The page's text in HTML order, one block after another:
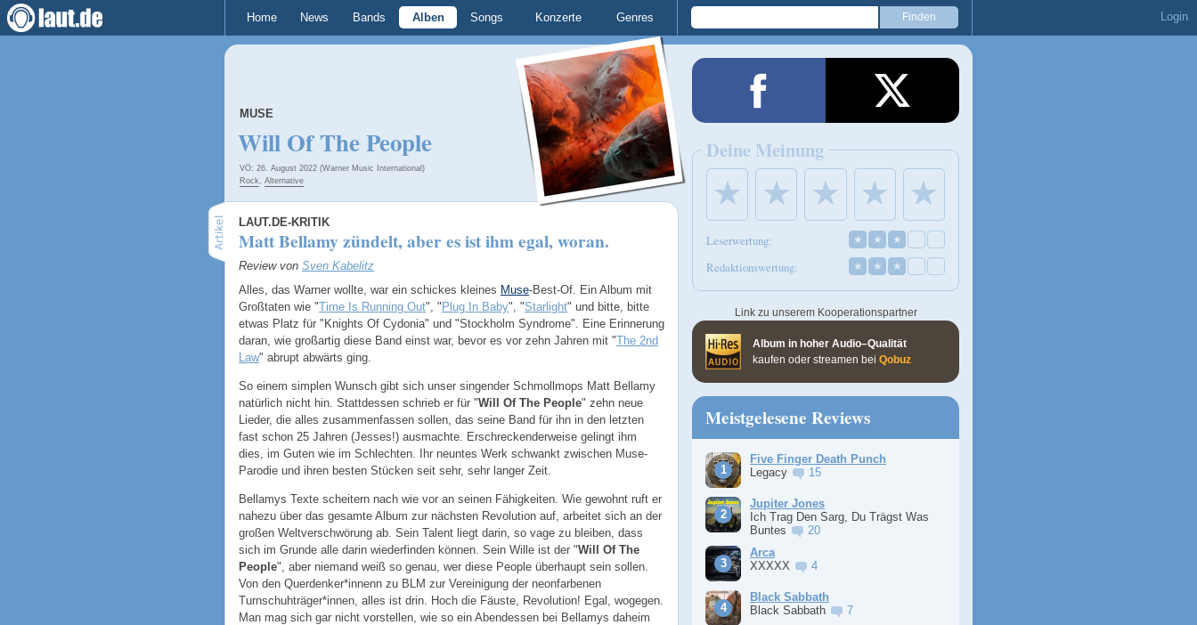
Home News Bands Alben Songs Konzerte Genres Login
MUSE
Will Of The People
VÖ: 26. August 2022 (Warner Music International)
Rock, Alternative
LAUT.DE-KRITIK
Matt Bellamy zündelt, aber es ist ihm egal, woran.
Review von Sven Kabelitz
Alles, das Warner wollte, war ein schickes kleines Muse-Best-Of. Ein Album mit
Großtaten wie "Time Is Running Out", " Plug In Baby", "Starlight" und bitte, bitte
etwas Platz für "Knights Of Cydonia" und "Stockholm Syndrome". Eine Erinnerung
daran, wie großartig diese Band einst war, bevor es vor zehn Jahren mit "The 2nd
Law" abrupt abwärts ging.
So einem simplen Wunsch gibt sich unser singender Schmollmops Matt Bellamy
natürlich nicht hin. Stattdessen schrieb er für "Will Of The People" zehn neue
Lieder, die alles zusammenfassen sollen, das seine Band für ihn in den letzten
fast schon 25 Jahren (Jesses!) ausmachte. Erschreckenderweise gelingt ihm
dies, im Guten wie im Schlechten. Ihr neuntes Werk schwankt zwischen Muse-
Parodie und ihren besten Stücken seit sehr, sehr langer Zeit.
Bellamys Texte scheitern nach wie vor an seinen Fähigkeiten. Wie gewohnt ruft er
nahezu über das gesamte Album zur nächsten Revolution auf, arbeitet sich an der
großen Weltverschwörung ab. Sein Talent liegt darin, so vage zu bleiben, dass
sich im Grunde alle darin wiederfinden können. Sein Wille ist der "Will Of The
People", aber niemand weiß so genau, wer diese People überhaupt sein sollen.
Von den Querdenker*innenn zu BLM zur Vereinigung der neonfarbenen
Turnschuhträger*innen, alles ist drin. Hoch die Fäuste, Revolution! Egal, wogegen.
Man mag sich gar nicht vorstellen, wie so ein Abendessen bei Bellamys daheim
Deine Meinung
★ ★ ★ ★ ★
Leserwertung: ★ ★ ★
Redaktionswertung: ★ ★ ★
Link zu unserem Kooperationspartner
Album in hoher Audio–Qualität
kaufen oder streamen bei Qobuz
Meistgelesene Reviews
Five Finger Death Punch
Legacy
15
Jupiter Jones
Ich Trag Den Sarg, Du Trägst Was
Buntes
20
Arca
XXXXX
4
Black Sabbath
Black Sabbath
7